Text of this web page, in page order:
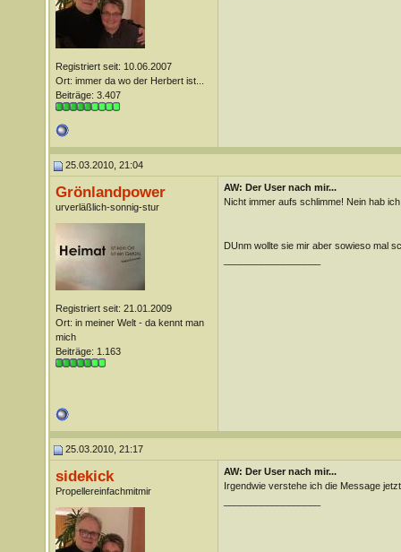
Registriert seit: 10.06.2007
Ort: immer da wo der Herbert ist...
Beiträge: 3.407
25.03.2010, 21:04
Grönlandpower
urverläßlich-sonnig-stur
Registriert seit: 21.01.2009
Ort: in meiner Welt - da kennt man
mich
Beiträge: 1.163
AW: Der User nach mir...
Nicht immer aufs schlimme! Nein hab
DUnm wollte sie mir aber sowieso mal
25.03.2010, 21:17
sidekick
Propellereinfachmitmir
AW: Der User nach mir...
Irgendwie verstehe ich die Message